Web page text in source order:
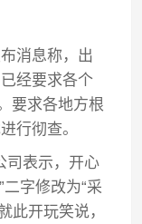
消息称，出
经要求各个
要求各地方根
行彻查。
司表示，开心
字修改为“采
此开玩笑说，